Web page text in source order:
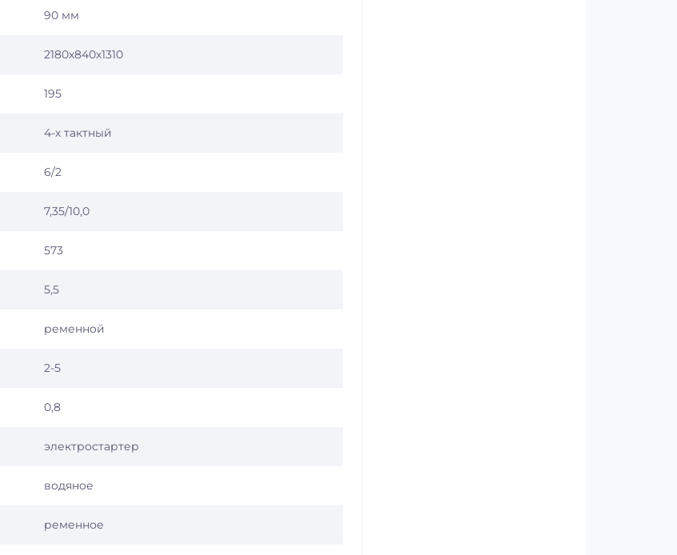
90 мм
2180х840х1310
195
4-х тактный
6/2
7,35/10,0
573
5,5
ременной
2-5
0,8
электростартер
водяное
ременное